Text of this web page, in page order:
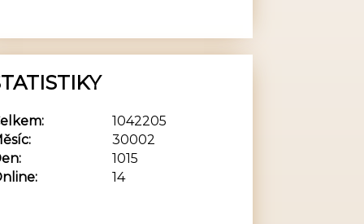
14
1042205
30002
1015